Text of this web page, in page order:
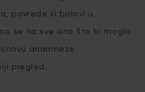
povrede ili bolovi u
se na sve ono što bi moglo
anamneze
pregled.